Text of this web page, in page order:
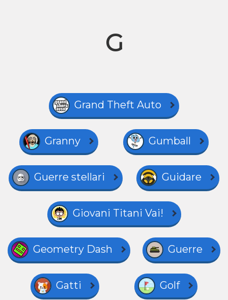
G
Grand Theft Auto
Granny Gumball
Guerre stellari Guidare
Giovani Titani Vai!
Geometry Dash Guerre
Gatti Golf